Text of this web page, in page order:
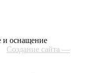
оснащение
Создание сайта —